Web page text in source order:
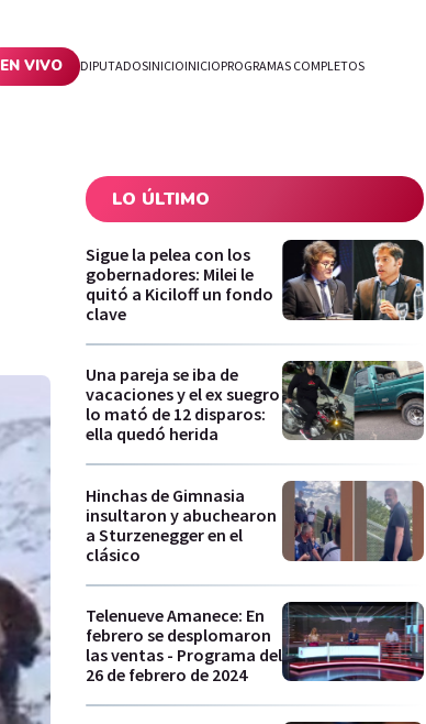
EN VIVO DIPUTADOSINICIOINICIOPROGRAMAS COMPLETOS
LO ÚLTIMO
Sigue la pelea con los
gobernadores: Milei le
quitó a Kiciloff un fondo
clave
Una pareja se iba de
vacaciones y el ex suegro
lo mató de 12 disparos:
ella quedó herida
Hinchas de Gimnasia
insultaron y abuchearon
a Sturzenegger en el
clásico
Telenueve Amanece: En
febrero se desplomaron
las ventas - Programa del
26 de febrero de 2024